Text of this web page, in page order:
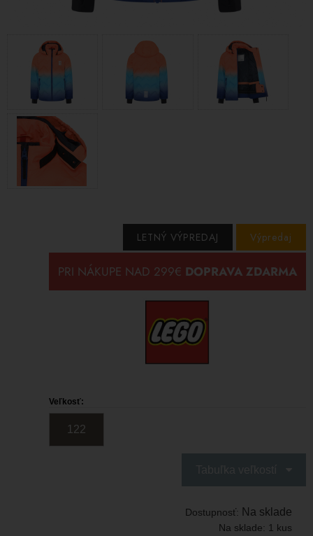
Výpredaj
LETNÝ VÝPREDAJ
Veľkosť:
122
Dostupnosť: Na sklade
Na sklade: 1 kus